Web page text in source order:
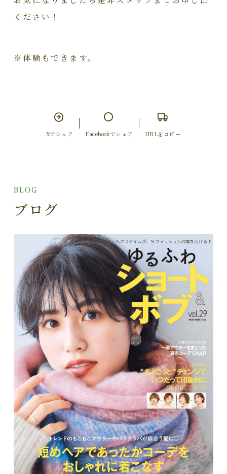
ください！
※体験もできます。
Xでシェア Facebookでシェア URLをコピー
BLOG
ブログ